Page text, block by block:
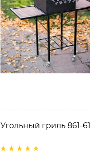
Угольный гриль 861-61